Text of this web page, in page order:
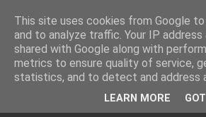
Kara Kuumana -
Johtamisen
Havaintoja työelämästä ja
This site uses cookies from Google
and to analyze traffic. Your IP address
shared with Google along with
metrics to ensure quality of service,
statistics, and to detect and address
LEARN MORE